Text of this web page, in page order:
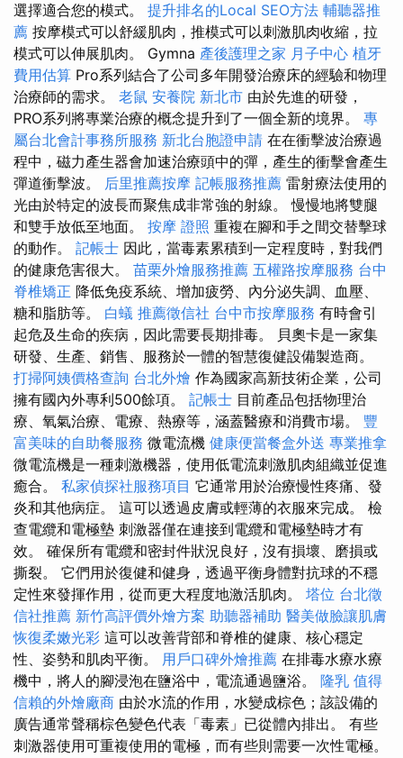
選擇適合您的模式。 提升排名的Local SEO方法 輔聽器推
薦 按摩模式可以舒緩肌肉，推模式可以刺激肌肉收縮，拉
模式可以伸展肌肉。 Gymna 產後護理之家 月子中心 植牙
費用估算 Pro系列結合了公司多年開發治療床的經驗和物理
治療師的需求。 老鼠 安養院 新北市 由於先進的研發，
PRO系列將專業治療的概念提升到了一個全新的境界。 專
屬台北會計事務所服務 新北台胞證申請 在在衝擊波治療過
程中，磁力產生器會加速治療頭中的彈，產生的衝擊會產生
彈道衝擊波。 后里推薦按摩 記帳服務推薦 雷射療法使用的
光由於特定的波長而聚焦成非常強的射線。 慢慢地將雙腿
和雙手放低至地面。 按摩 證照 重複在腳和手之間交替擊球
的動作。 記帳士 因此，當毒素累積到一定程度時，對我們
的健康危害很大。 苗栗外燴服務推薦 五權路按摩服務 台中
脊椎矯正 降低免疫系統、增加疲勞、內分泌失調、血壓、
糖和脂肪等。 白蟻 推薦徵信社 台中市按摩服務 有時會引
起危及生命的疾病，因此需要長期排毒。 貝奧卡是一家集
研發、生產、銷售、服務於一體的智慧復健設備製造商。
打掃阿姨價格查詢 台北外燴 作為國家高新技術企業，公司
擁有國內外專利500餘項。 記帳士 目前產品包括物理治
療、氧氣治療、電療、熱療等，涵蓋醫療和消費市場。 豐
富美味的自助餐服務 微電流機 健康便當餐盒外送 專業推拿
微電流機是一種刺激機器，使用低電流刺激肌肉組織並促進
癒合。 私家偵探社服務項目 它通常用於治療慢性疼痛、發
炎和其他病症。 這可以透過皮膚或輕薄的衣服來完成。 檢
查電纜和電極墊 刺激器僅在連接到電纜和電極墊時才有
效。 確保所有電纜和密封件狀況良好，沒有損壞、磨損或
撕裂。 它們用於復健和健身，透過平衡身體對抗球的不穩
定性來發揮作用，從而更大程度地激活肌肉。 塔位 台北徵
信社推薦 新竹高評價外燴方案 助聽器補助 醫美做臉讓肌膚
恢復柔嫩光彩 這可以改善背部和脊椎的健康、核心穩定
性、姿勢和肌肉平衡。 用戶口碑外燴推薦 在排毒水療水療
機中，將人的腳浸泡在鹽浴中，電流通過鹽浴。 隆乳 值得
信賴的外燴廠商 由於水流的作用，水變成棕色；該設備的
廣告通常聲稱棕色變色代表「毒素」已從體內排出。 有些
刺激器使用可重複使用的電極，而有些則需要一次性電極。